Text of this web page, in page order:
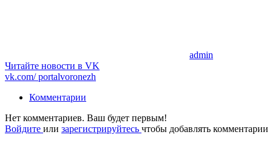
admin
Читайте новости в VK
vk.com/portalvoronezh
Комментарии
Нет комментариев. Ваш будет первым!
Войдите или зарегистрируйтесь чтобы добавлять комментарии